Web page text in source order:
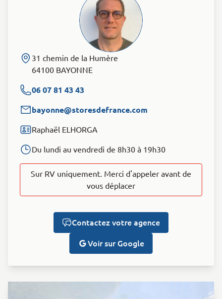
31 chemin de la Humère
64100 BAYONNE
06 07 81 43 43
bayonne@storesdefrance.com
Raphaël ELHORGA
Du lundi au vendredi de 8h30 à 19h30
Sur RV uniquement. Merci d'appeler avant de
vous déplacer
Contactez votre agence
Voir sur Google